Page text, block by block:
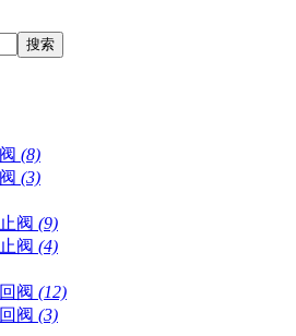
(8)
(3)
阀 (9)
阀 (4)
阀 (12)
阀 (3)